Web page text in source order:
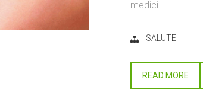
medici...
SALUTE
READ MORE